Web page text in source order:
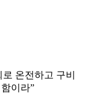
온전하고 구비
이라”